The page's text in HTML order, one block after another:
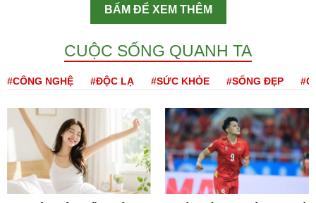
BẤM ĐỂ XEM THÊM
CUỘC SỐNG QUANH TA
#CÔNG NGHỆ #ĐỘC LẠ #SỨC KHỎE #SỐNG ĐẸP